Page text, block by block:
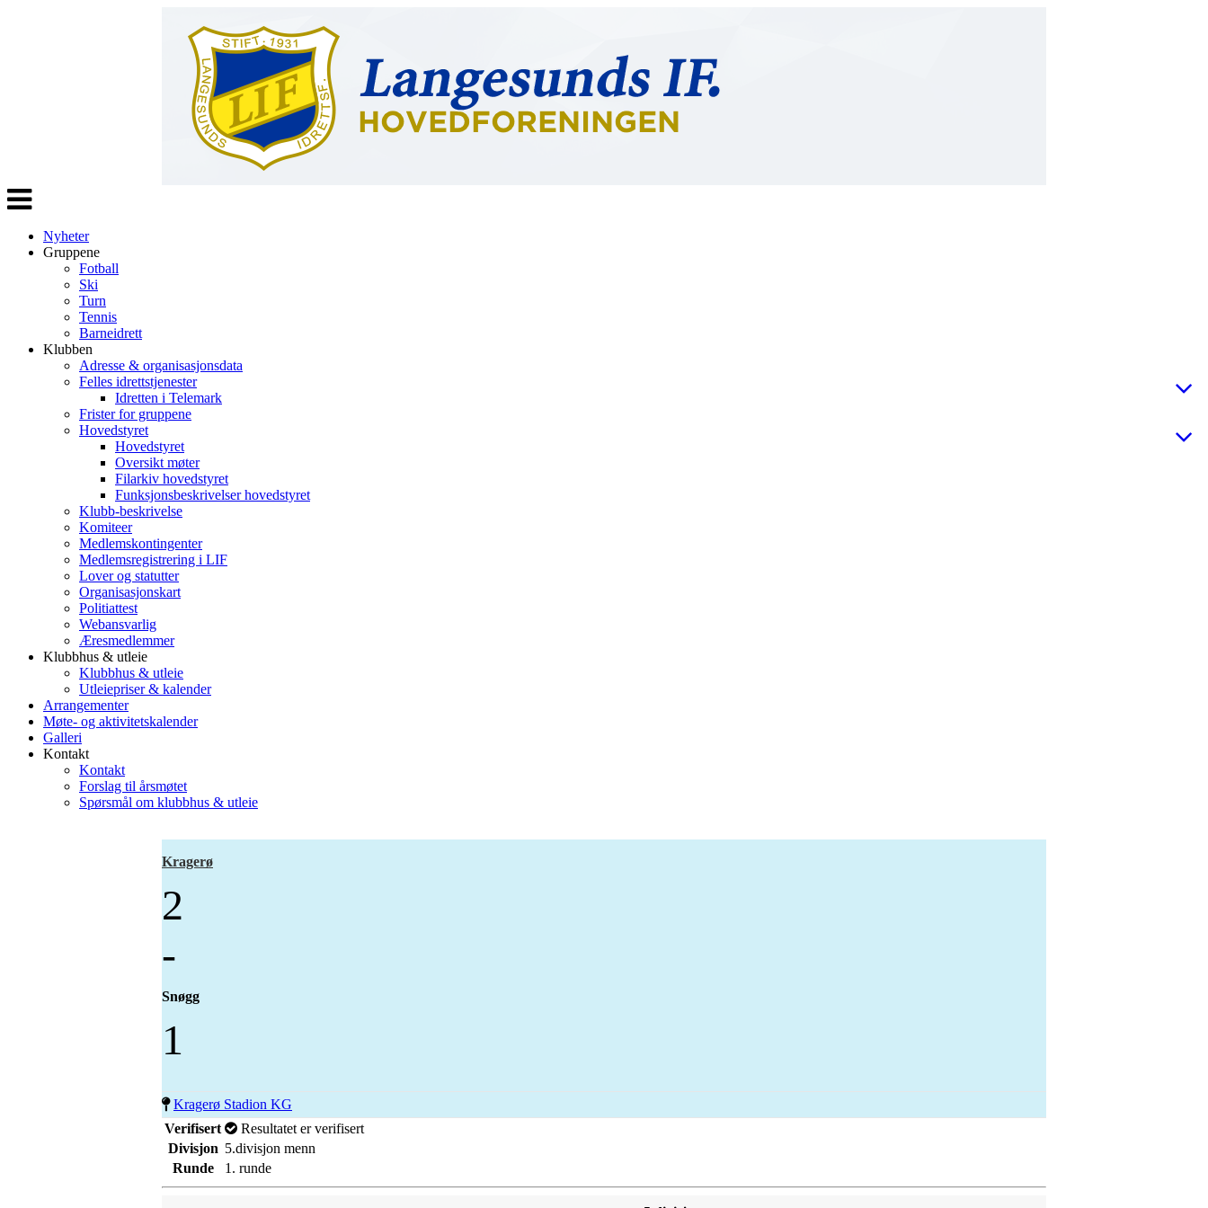
Veksle
navigasjon
Nyheter
Gruppene
Fotball
Ski
Turn
Tennis
Barneidrett
Klubben
Adresse & organisasjonsdata
Felles idrettstjenester
Idretten i Telemark
Frister for gruppene
Hovedstyret
Hovedstyret
Oversikt møter
Filarkiv hovedstyret
Funksjonsbeskrivelser hovedstyret
Klubb-beskrivelse
Komiteer
Medlemskontingenter
Medlemsregistrering i LIF
Lover og statutter
Organisasjonskart
Politiattest
Webansvarlig
Æresmedlemmer
Klubbhus & utleie
Klubbhus & utleie
Utleiepriser & kalender
Arrangementer
Møte- og aktivitetskalender
Galleri
Kontakt
Kontakt
Forslag til årsmøtet
Spørsmål om klubbhus & utleie
Kragerø
2
-
Snøgg
1
Kragerø Stadion KG
Verifisert
Resultatet er verifisert
Divisjon 5.divisjon menn
Runde
1. runde